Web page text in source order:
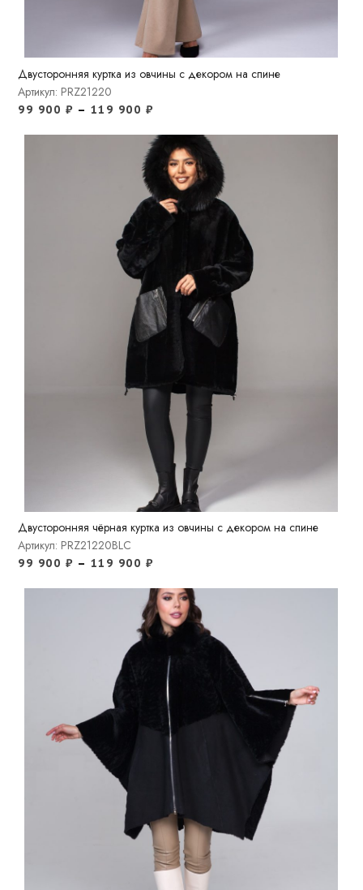
Двусторонняя куртка из овчины с декором на спине
Артикул: PRZ21220
99 900 ₽ – 119 900 ₽
Двусторонняя чёрная куртка из овчины с декором на спине
Артикул: PRZ21220BLC
99 900 ₽ – 119 900 ₽